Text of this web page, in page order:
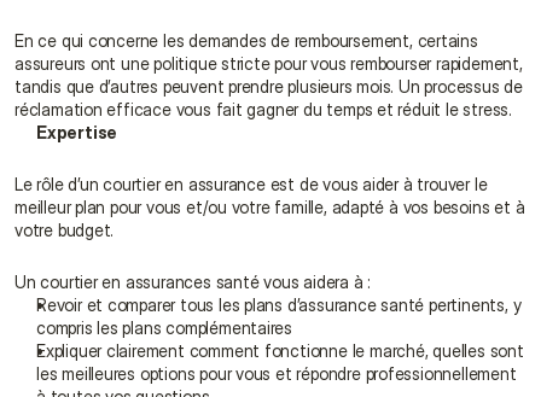
En ce qui concerne les demandes de remboursement, certains
assureurs ont une politique stricte pour vous rembourser rapidement,
tandis que d’autres peuvent prendre plusieurs mois. Un processus de
réclamation efficace vous fait gagner du temps et réduit le stress.
Expertise
Le rôle d’un courtier en assurance est de vous aider à trouver le
meilleur plan pour vous et/ou votre famille, adapté à vos besoins et à
votre budget.
Un courtier en assurances santé vous aidera à :
Revoir et comparer tous les plans d’assurance santé pertinents, y
compris les plans complémentaires
Expliquer clairement comment fonctionne le marché, quelles sont
les meilleures options pour vous et répondre professionnellement